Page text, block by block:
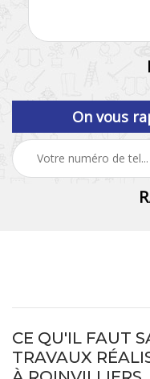
On vous
CE QU'IL FAUT
TRAVAUX